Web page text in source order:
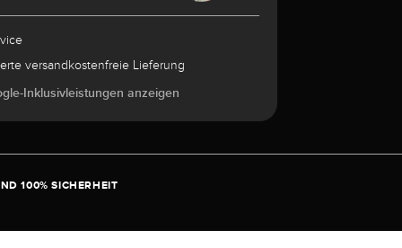
versandkostenfreie Lieferung
Inklusivleistungen anzeigen
100% SICHERHEIT